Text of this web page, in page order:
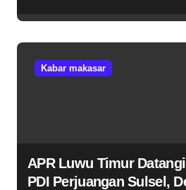
Tekankan Disiplin dan
Kekompakan
Kabar makasar
APR Luwu Timur
PDI Perjuangan Sulsel,